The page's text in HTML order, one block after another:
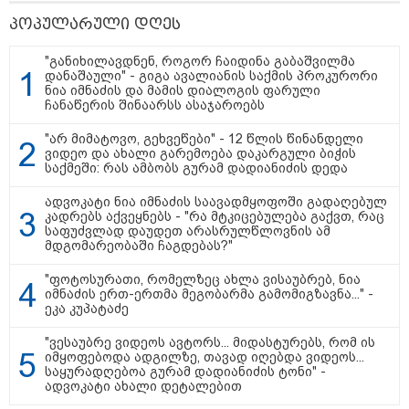
16:41 / 08-08-2026
"კაპროვანში ზღვამ კიდევ ერთი
ჭურვი გამორიყა, ადგილზე
სამაშველო" - რას წერს და რა
კადრებს აქვეყნებს თათია
ნიკოლაშვილი?
12:18 / 08-08-2026
"რუსეთმა განახორციელა
საქართველოს ტერიტორიების
სააკაშვილის, მისი რეჟიმის
ღალატი ვერანაირად ვერ
გადაფარავს ამ დანაშაულს" -
13:16 / 08-08-2026
"ძალიან ბევრ ინფორმაციას
ვიღებთ ხალხისგან" - რას წერს
ადვოკატი ტარიელ კაკაბაძე
პოპულარული დღეს
"განიხილავდნენ, როგორ ჩაიდინა გაბაშვილმა
დანაშაული" - გიგა ავალიანის საქმის პროკურორი
ნია იმნაძის და მამის დიალოგის ფარული
ჩანაწერის შინაარსს ასაჯაროებს
"არ მიმატოვო, გეხვეწები" - 12 წლის წინანდელი
ვიდეო და ახალი გარემოება დაკარგული ბიჭის
საქმეში: რას ამბობს გურამ დადიანიძის დედა
ადვოკატი ნია იმნაძის საავადმყოფოში გადაღებულ
კადრებს აქვეყნებს - "რა მტკიცებულება გაქვთ, რაც
საფუძვლად დაუდეთ არასრულწლოვნის ამ
მდგომარეობაში ჩაგდებას?"
"ფოტოსურათი, რომელზეც ახლა ვისაუბრებ, ნია
იმნაძის ერთ-ერთმა მეგობარმა გამომიგზავნა..." -
ეკა კუპატაძე
"ვესაუბრე ვიდეოს ავტორს... მიდასტურებს, რომ ის
იმყოფებოდა ადგილზე, თავად იღებდა ვიდეოს...
საყურადღებოა გურამ დადიანიძის ტონი" -
ადვოკატი ახალი დეტალებით